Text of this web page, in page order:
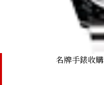
名牌手錶收購